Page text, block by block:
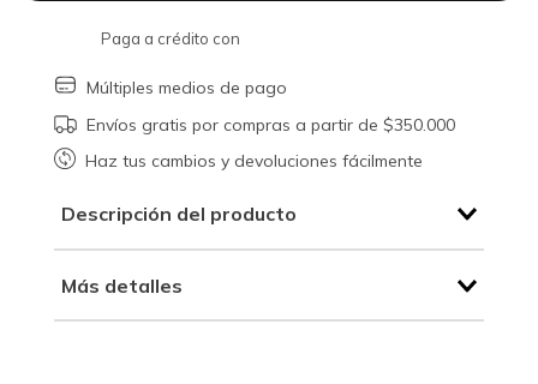
Paga a crédito con
Múltiples medios de pago
Envíos gratis por compras a partir de $350.000
Haz tus cambios y devoluciones fácilmente
Descripción del producto
Más detalles